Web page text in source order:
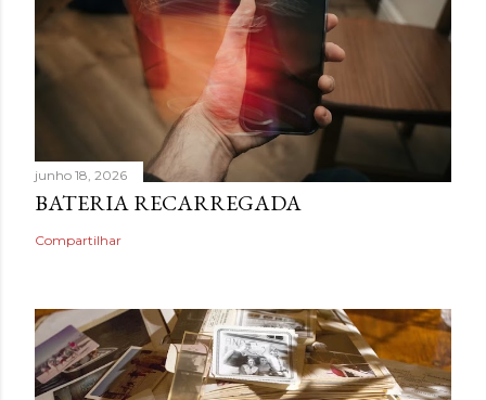
junho 18, 2026
BATERIA RECARREGADA
Compartilhar